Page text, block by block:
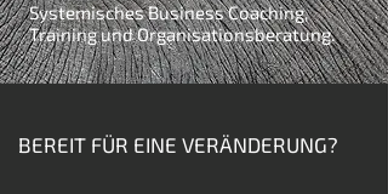
Systemisches Business Coaching,
Training und Organisationsberatung.
BEREIT FÜR EINE VERÄNDERUNG?